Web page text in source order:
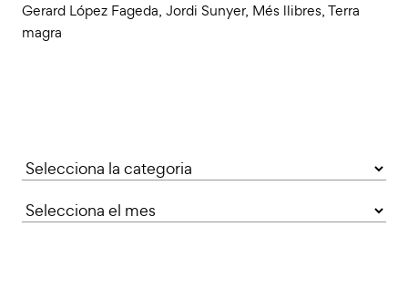
Gerard López Fageda, Jordi Sunyer, Més llibres,Terra
magra
Categories